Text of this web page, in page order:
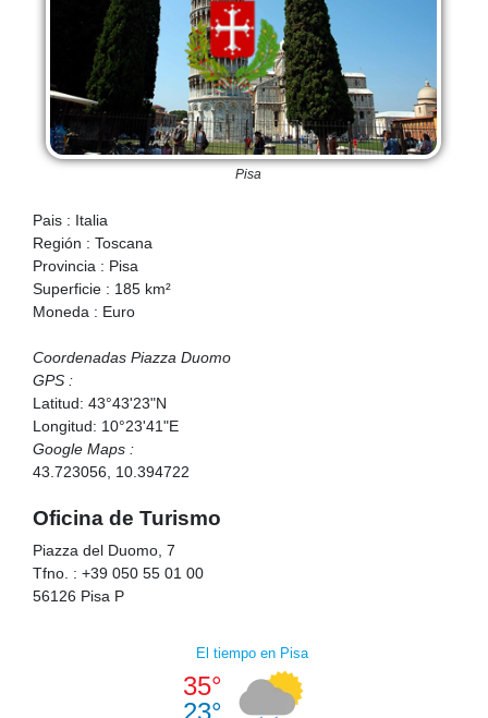
Pisa
Pais : Italia
Región : Toscana
Provincia : Pisa
Superficie : 185 km²
Moneda : Euro
Coordenadas Piazza Duomo
GPS :
Latitud: 43°43'23"N
Longitud: 10°23'41"E
Google Maps :
43.723056, 10.394722
Oficina de Turismo
Piazza del Duomo, 7
Tfno. : +39 050 55 01 00
56126 Pisa P